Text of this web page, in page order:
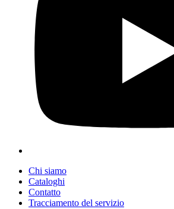
Chi siamo
Cataloghi
Contatto
Tracciamento del servizio